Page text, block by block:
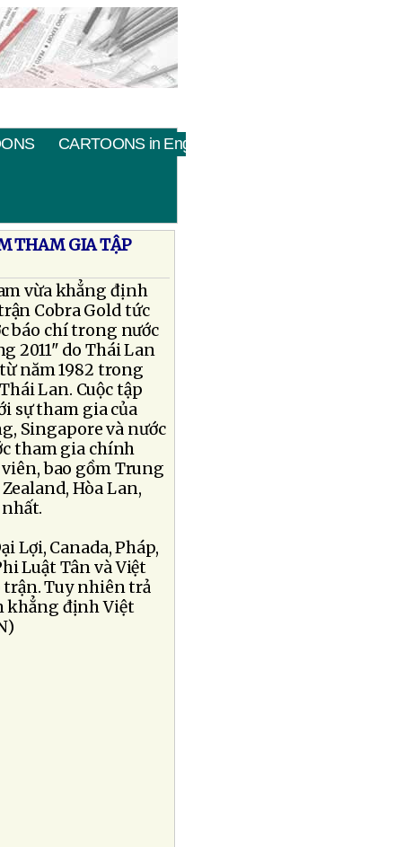
CARTOONS in English
THAM GIA TẬP
vừa khẳng định
Cobra Gold tức
báo chí trong nước
2011" do Thái Lan
năm 1982 trong
Lan. Cuộc tập
sự tham gia của
Singapore và nước
tham gia chính
viên, bao gồm Trung
Hòa Lan,
Lợi, Canada, Pháp,
Luật Tân và Việt
trận. Tuy nhiên trả
khẳng định Việt